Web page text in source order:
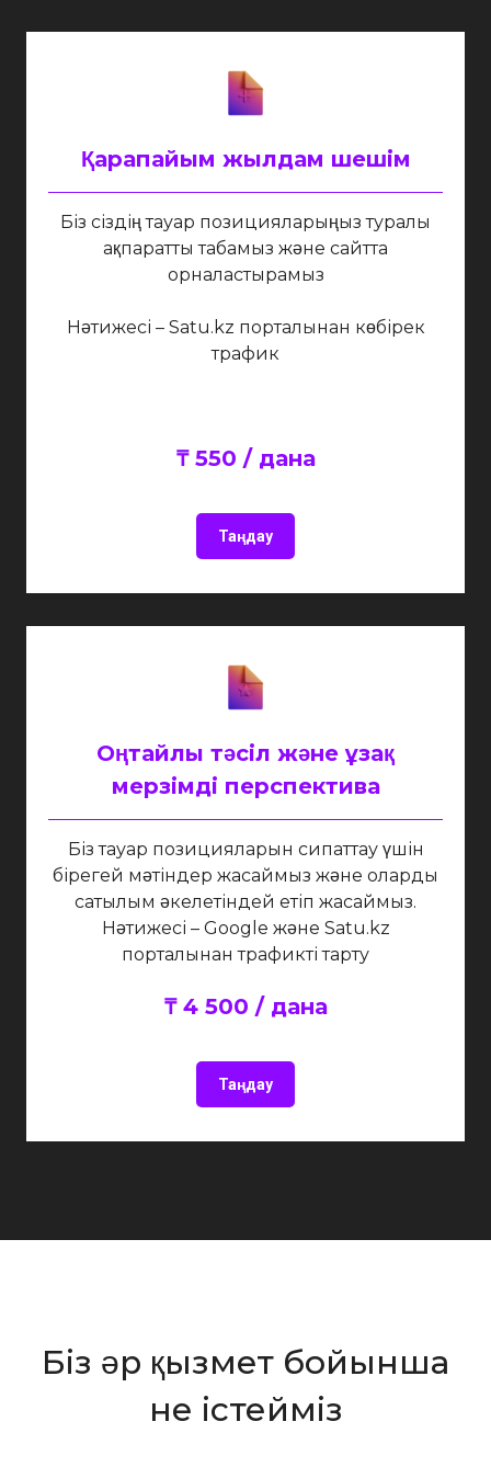
Қарапайым жылдам шешім
Біз сіздің тауар позицияларыңыз туралы
ақпаратты табамыз және сайтта
орналастырамыз
Нәтижесі – Satu.kz порталынан көбірек
трафик
₸ 550 / дана
Таңдау
Оңтайлы тәсіл және ұзақ
мерзімді перспектива
Біз тауар позицияларын сипаттау үшін
бірегей мәтіндер жасаймыз және оларды
сатылым әкелетіндей етіп жасаймыз.
Нәтижесі – Google және Satu.kz
порталынан трафикті тарту
₸ 4 500 / дана
Таңдау
Біз әр қызмет бойынша
не істейміз